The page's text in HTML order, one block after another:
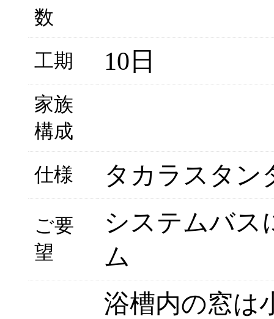
数
工期
10日
家族
構成
仕様
タカラスタ
ご要
望
システムバス
ム
浴槽内の窓は